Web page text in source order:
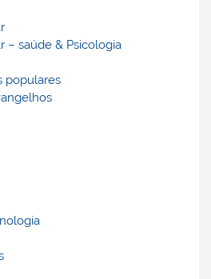
– saúde & Psicologia
populares